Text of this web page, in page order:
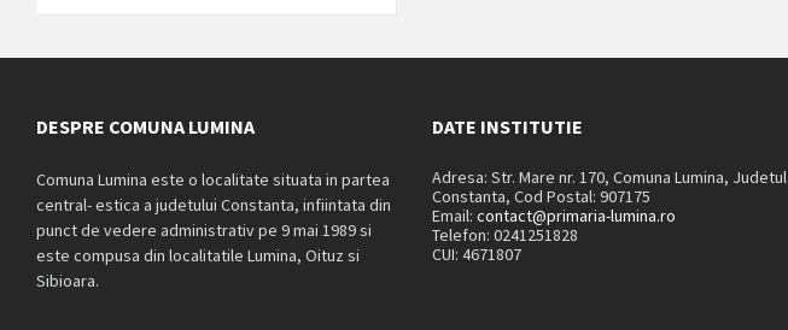
DESPRE COMUNA LUMINA
Comuna Lumina este o localitate situata in partea
central- estica a judetului Constanta, infiintata din
punct de vedere administrativ pe 9 mai 1989 si
este compusa din localitatile Lumina, Oituz si
Sibioara.
DATE INSTITUTIE
Adresa: Str. Mare nr. 170, Comuna Lumina, Judetul
Constanta, Cod Postal: 907175
Email:contact@primaria-lumina.ro
Telefon: 0241251828
CUI: 4671807